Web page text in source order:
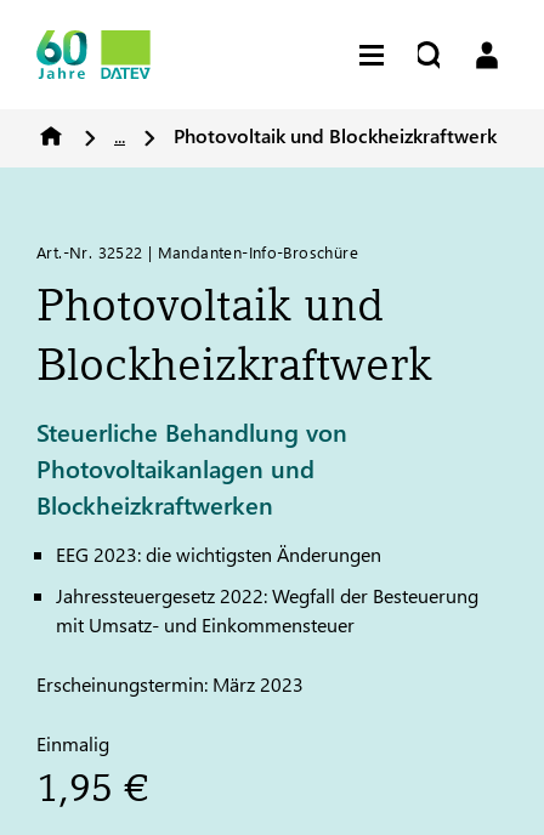
... Photovoltaik und Blockheizkraftwerk
Art.-Nr. 32522 | Mandanten-Info-Broschüre
Photovoltaik und
Blockheizkraftwerk
Steuerliche Behandlung von
Photovoltaikanlagen und
Blockheizkraftwerken
EEG 2023: die wichtigsten Änderungen
Jahressteuergesetz 2022: Wegfall der Besteuerung
mit Umsatz- und Einkommensteuer
Erscheinungstermin: März 2023
Einmalig
1,95 €